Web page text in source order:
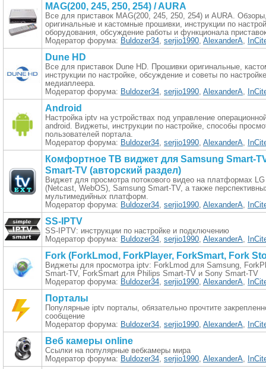
MAG(200, 245, 250, 254) / AURA
Все для приставок MAG(200, 245, 250, 254) и AURA.
оригинальные и кастомные прошивки, инструкции по
оборудования, обсуждение работы и функционала
Модератор форума: Buldozer34, serjio1990, AlexanderA,
Dune HD
Все для приставок Dune HD. Прошивки оригинальные,
инструкции по настройке, обсуждение и советы по настройке
медиаплеера.
Модератор форума: Buldozer34, serjio1990, AlexanderA,
Android
Настройка iptv на устройствах под управление
android. Виджеты, инструкции по настройке, способы
пользователей портала.
Модератор форума: Buldozer34, serjio1990, AlexanderA,
Комфортное ТВ виджет для Samsung Smart-
Smart-TV (авторский раздел)
Виджет для просмотра потокового видео на платформах
(Netcast, WebOS), Samsung Smart-TV, а также
мультимедийных платформ.
Модератор форума: Buldozer34, serjio1990, AlexanderA,
SS-IPTV
SS-IPTV: инструкции по настройке и подключению
Модератор форума: Buldozer34, serjio1990, AlexanderA,
Fork (ForkLmod, ForkPlayer, ForkSmart, Fork
Виджеты для просмотра iptv: ForkLmod для Samsung,
Smart-TV, ForkSmart для Philips Smart-TV и Sony Smart-TV
Модератор форума: Buldozer34, serjio1990, AlexanderA,
Порталы
Популярные iptv порталы, обязательно прочтите
сообщение
Модератор форума: Buldozer34, serjio1990, AlexanderA,
Веб камеры online
Ссылки на популярные вебкамеры мира
Модератор форума: Buldozer34, serjio1990, AlexanderA,